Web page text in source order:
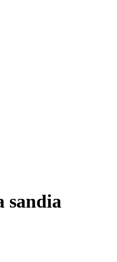
sandia